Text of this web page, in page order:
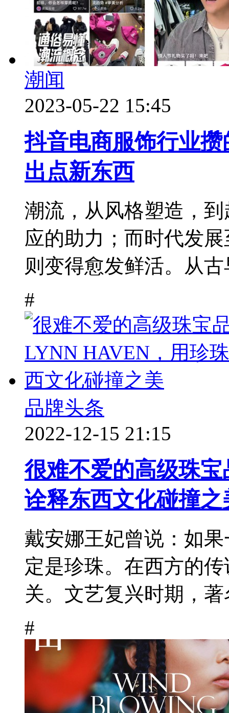
潮闻
2023-05-22 15:45
抖音电商服饰行业
出点新东西
潮流，从风格塑造，
应的助力；而时代发
则变得愈发鲜活。从
#
品牌头条
2022-12-15 21:15
很难不爱的高级珠
诠释东西文化碰撞之
戴安娜王妃曾说：如
定是珍珠。在西方的
关。文艺复兴时期，
#